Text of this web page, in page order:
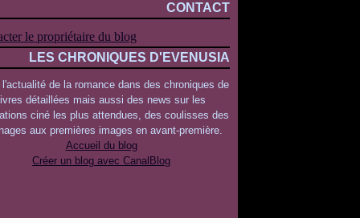
CONTACT
le propriétaire du blog
LES CHRONIQUES D'EVENUSIA
l'actualité de la romance dans des chroniques de
livres détaillées mais aussi des news sur les
ciné les plus attendues, des coulisses des
aux premières images en avant-première.
Accueil du blog
Créer un blog avec CanalBlog